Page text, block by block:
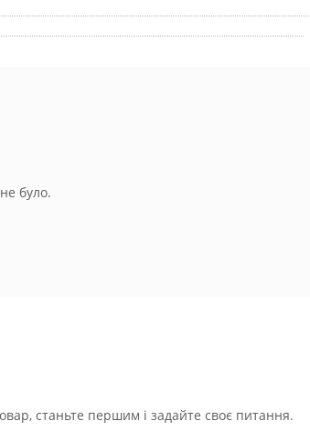
було.
станьте першим і задайте своє питання.